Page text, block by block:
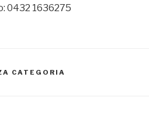
0432 1636275
CATEGORIA